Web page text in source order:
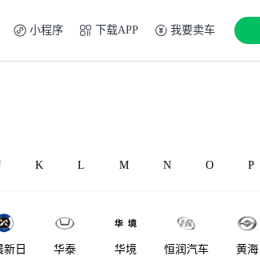
小程序 下载APP 我要卖车
K L M N O P
新日 华泰 华境 恒润汽车 黄海